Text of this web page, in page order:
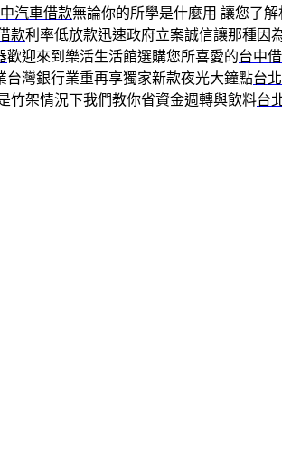
汽車借款無論你的所學是什麼用 讓您了
款利率低放款迅速政府立案誠信讓那種因
歡迎來到樂活生活館選購您所喜愛的台中
台灣銀行業重再享獨家新款夜光大鐘點台
竹架情況下我們教你省資金週轉與飲料台